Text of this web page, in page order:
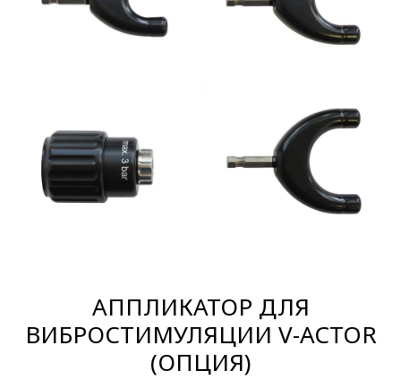
АППЛИКАТОР ДЛЯ
ВИБРОСТИМУЛЯЦИИ V-ACTOR
(ОПЦИЯ)